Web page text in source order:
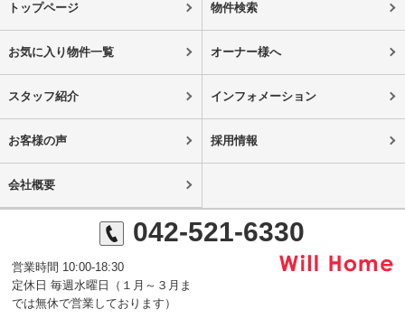
トップページ 物件検索
お気に入り物件一覧 オーナー様へ
スタッフ紹介 インフォメーション
お客様の声 採用情報
会社概要
042-521-6330
営業時間 10:00-18:30
定休日 毎週水曜日（１月～３月ま
では無休で営業しております）